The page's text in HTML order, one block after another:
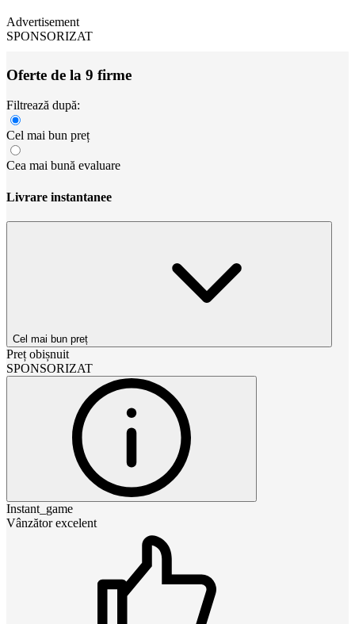
Advertisement
SPONSORIZAT
Oferte de la 9 firme
Filtrează după:
Cel mai bun preț
Cea mai bună evaluare
Livrare instantanee
Cel mai bun preț
Preț obișnuit
SPONSORIZAT
Instant_game
Vânzător excelent